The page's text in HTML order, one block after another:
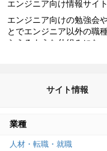
エンジニア向け情報サイト
エンジニア向けの勉強会
とでエンジニア以外の職
らえるような仕組みにな
エンジニア独特の悩みや
サイト情報
業種
人材・転職・就職